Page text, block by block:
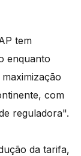
tem
enquanto
com
reguladora".
da tarifa,